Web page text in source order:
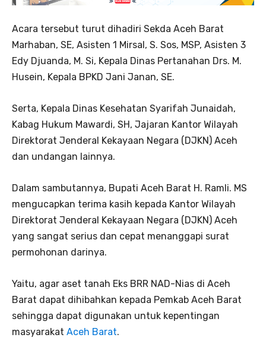
Acara tersebut turut dihadiri Sekda Aceh Barat
Marhaban, SE, Asisten 1 Mirsal, S. Sos, MSP, Asisten 3
Edy Djuanda, M. Si, Kepala Dinas Pertanahan Drs. M.
Husein, Kepala BPKD Jani Janan, SE.
Serta, Kepala Dinas Kesehatan Syarifah Junaidah,
Kabag Hukum Mawardi, SH, Jajaran Kantor Wilayah
Direktorat Jenderal Kekayaan Negara (DJKN) Aceh
dan undangan lainnya.
Dalam sambutannya, Bupati Aceh Barat H. Ramli. MS
mengucapkan terima kasih kepada Kantor Wilayah
Direktorat Jenderal Kekayaan Negara (DJKN) Aceh
yang sangat serius dan cepat menanggapi surat
permohonan darinya.
Yaitu, agar aset tanah Eks BRR NAD-Nias di Aceh
Barat dapat dihibahkan kepada Pemkab Aceh Barat
sehingga dapat digunakan untuk kepentingan
masyarakat Aceh Barat.